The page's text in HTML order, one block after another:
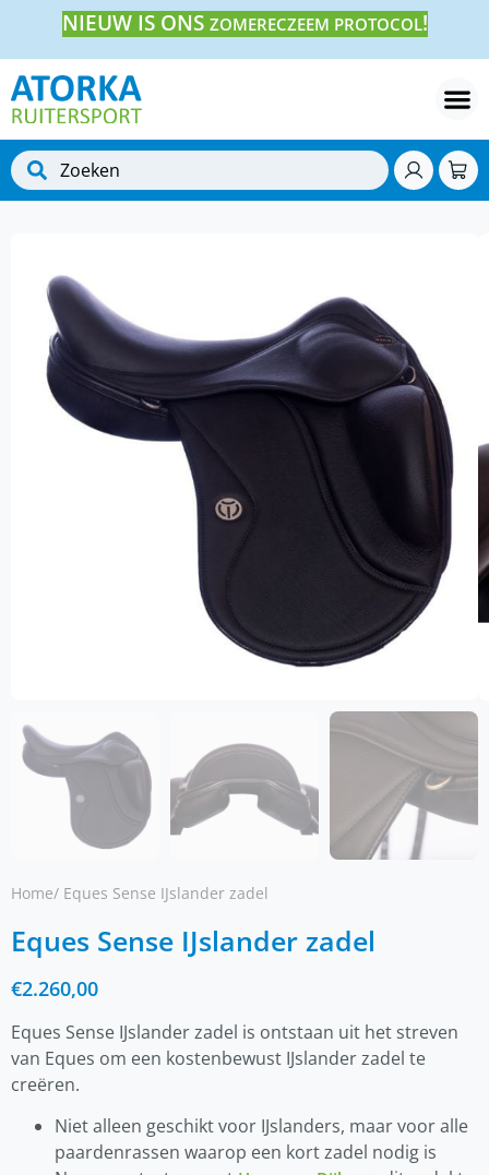
NIEUW IS ONS ZOMERECZEEM PROTOCOL!
Home/ Eques Sense IJslander zadel
Eques Sense IJslander zadel
€2.260,00
Eques Sense IJslander zadel is ontstaan uit het streven
van Eques om een kostenbewust IJslander zadel te
creëren.
Niet alleen geschikt voor IJslanders, maar voor alle
paardenrassen waarop een kort zadel nodig is